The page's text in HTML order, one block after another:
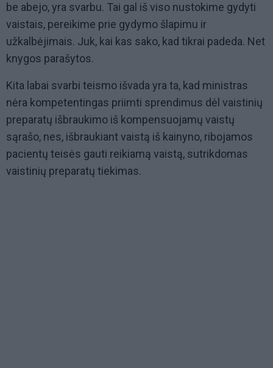
be abejo, yra svarbu. Tai gal iš viso nustokime gydyti
vaistais, pereikime prie gydymo šlapimu ir
užkalbėjimais. Juk, kai kas sako, kad tikrai padeda. Net
knygos parašytos.
Kita labai svarbi teismo išvada yra ta, kad ministras
nėra kompetentingas priimti sprendimus dėl vaistinių
preparatų išbraukimo iš kompensuojamų vaistų
sąrašo, nes, išbraukiant vaistą iš kainyno, ribojamos
pacientų teisės gauti reikiamą vaistą, sutrikdomas
vaistinių preparatų tiekimas.